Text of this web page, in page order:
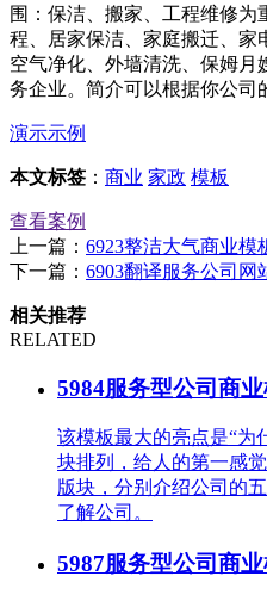
围：保洁、搬家、工程维修
程、居家保洁、家庭搬迁、家
空气净化、外墙清洗、保姆月
务企业。简介可以根据你公司
演示示例
本文标签 ： 商业 家政 模板
查看案例
上一篇： 6923整洁大气商业模
下一篇： 6903翻译服务公司网
相关推荐
RELATED
5984服务型公司商
该模板最大的亮点是“为
块排列，给人的第一感
版块，分别介绍公司的
了解公司。
5987服务型公司商业